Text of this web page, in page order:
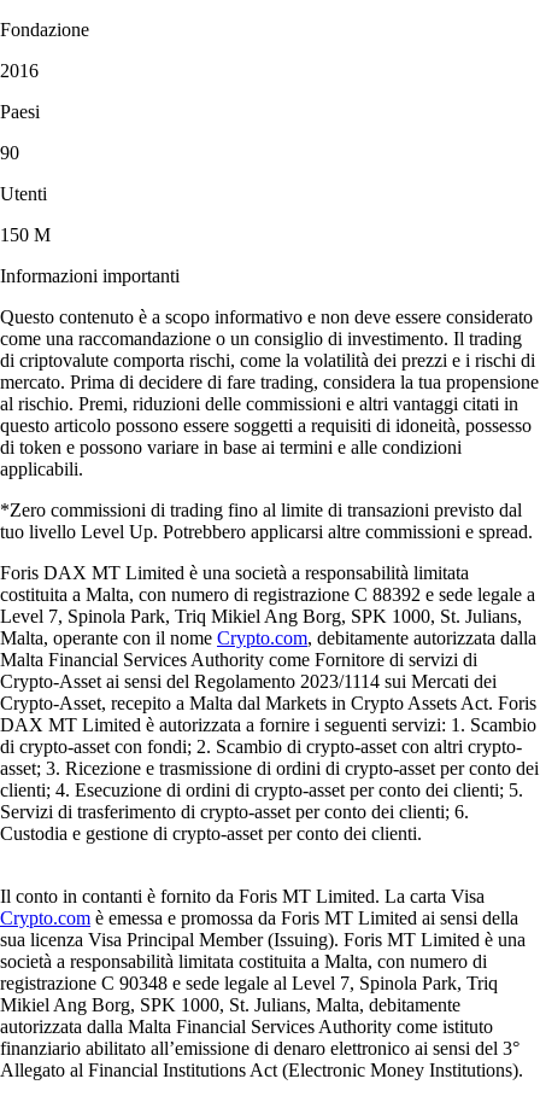
Fondazione
2016
Paesi
90
Utenti
150 M
Informazioni importanti
Questo contenuto è a scopo informativo e non deve essere considerato
come una raccomandazione o un consiglio di investimento. Il trading
di criptovalute comporta rischi, come la volatilità dei prezzi e i rischi di
mercato. Prima di decidere di fare trading, considera la tua propensione
al rischio. Premi, riduzioni delle commissioni e altri vantaggi citati in
questo articolo possono essere soggetti a requisiti di idoneità, possesso
di token e possono variare in base ai termini e alle condizioni
applicabili.
*Zero commissioni di trading fino al limite di transazioni previsto dal
tuo livello Level Up. Potrebbero applicarsi altre commissioni e spread.
Foris DAX MT Limited è una società a responsabilità limitata
costituita a Malta, con numero di registrazione C 88392 e sede legale a
Level 7, Spinola Park, Triq Mikiel Ang Borg, SPK 1000, St. Julians,
Malta, operante con il nome Crypto.com, debitamente autorizzata dalla
Malta Financial Services Authority come Fornitore di servizi di
Crypto-Asset ai sensi del Regolamento 2023/1114 sui Mercati dei
Crypto-Asset, recepito a Malta dal Markets in Crypto Assets Act. Foris
DAX MT Limited è autorizzata a fornire i seguenti servizi: 1. Scambio
di crypto-asset con fondi; 2. Scambio di crypto-asset con altri crypto-
asset; 3. Ricezione e trasmissione di ordini di crypto-asset per conto dei
clienti; 4. Esecuzione di ordini di crypto-asset per conto dei clienti; 5.
Servizi di trasferimento di crypto-asset per conto dei clienti; 6.
Custodia e gestione di crypto-asset per conto dei clienti.
Il conto in contanti è fornito da Foris MT Limited. La carta Visa
Crypto.com è emessa e promossa da Foris MT Limited ai sensi della
sua licenza Visa Principal Member (Issuing). Foris MT Limited è una
società a responsabilità limitata costituita a Malta, con numero di
registrazione C 90348 e sede legale al Level 7, Spinola Park, Triq
Mikiel Ang Borg, SPK 1000, St. Julians, Malta, debitamente
autorizzata dalla Malta Financial Services Authority come istituto
finanziario abilitato all’emissione di denaro elettronico ai sensi del 3°
Allegato al Financial Institutions Act (Electronic Money Institutions).